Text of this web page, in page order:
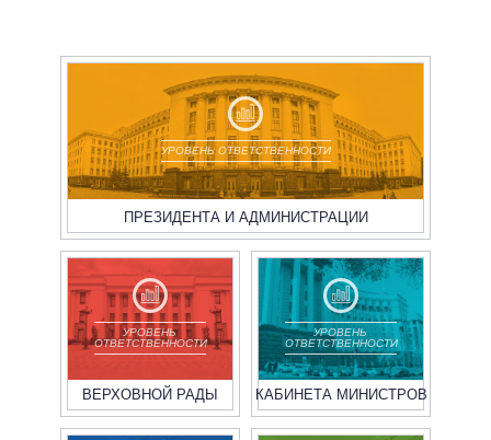
УРОВЕНЬ ОТВЕТСТВЕННОСТИ
ПРЕЗИДЕНТА И АДМИНИСТРАЦИИ
УРОВЕНЬ
ОТВЕТСТВЕННОСТИ
ВЕРХОВНОЙ РАДЫ
УРОВЕНЬ
ОТВЕТСТВЕННОСТИ
КАБИНЕТА МИНИСТРОВ